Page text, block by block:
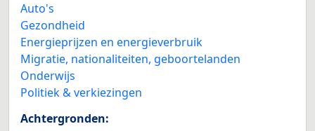
Auto's
Gezondheid
Energieprijzen en energieverbruik
Migratie, nationaliteiten, geboortelanden
Onderwijs
Politiek & verkiezingen
Achtergronden: